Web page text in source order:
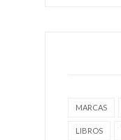
MARCAS
LIBROS